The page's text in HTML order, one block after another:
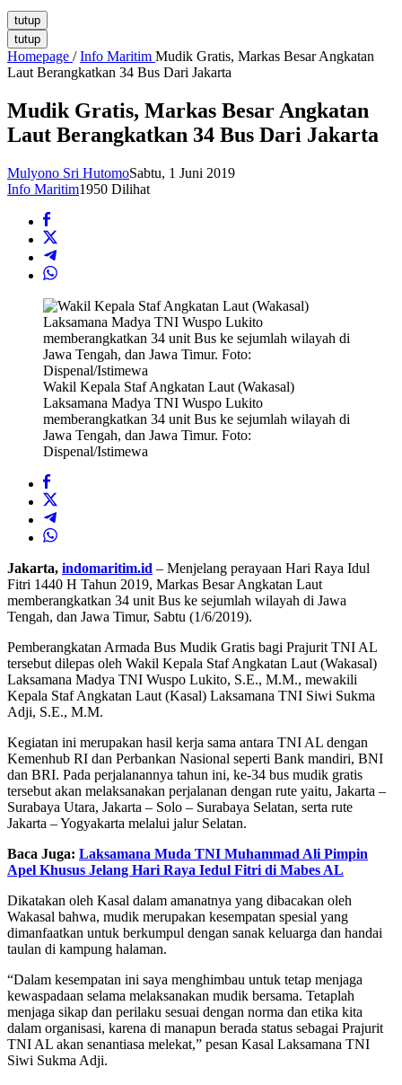
tutup
tutup
Homepage / Info Maritim Mudik Gratis, Markas Besar Angkatan
Laut Berangkatkan 34 Bus Dari Jakarta
Mudik Gratis, Markas Besar Angkatan
Laut Berangkatkan 34 Bus Dari Jakarta
Mulyono Sri HutomoSabtu, 1 Juni 2019
Info Maritim1950 Dilihat
Wakil Kepala Staf Angkatan Laut (Wakasal)
Laksamana Madya TNI Wuspo Lukito
memberangkatkan 34 unit Bus ke sejumlah wilayah di
Jawa Tengah, dan Jawa Timur. Foto:
Dispenal/Istimewa
Jakarta, indomaritim.id – Menjelang perayaan Hari Raya Idul
Fitri 1440 H Tahun 2019, Markas Besar Angkatan Laut
memberangkatkan 34 unit Bus ke sejumlah wilayah di Jawa
Tengah, dan Jawa Timur, Sabtu (1/6/2019).
Pemberangkatan Armada Bus Mudik Gratis bagi Prajurit TNI AL
tersebut dilepas oleh Wakil Kepala Staf Angkatan Laut (Wakasal)
Laksamana Madya TNI Wuspo Lukito, S.E., M.M., mewakili
Kepala Staf Angkatan Laut (Kasal) Laksamana TNI Siwi Sukma
Adji, S.E., M.M.
Kegiatan ini merupakan hasil kerja sama antara TNI AL dengan
Kemenhub RI dan Perbankan Nasional seperti Bank mandiri, BNI
dan BRI. Pada perjalanannya tahun ini, ke-34 bus mudik gratis
tersebut akan melaksanakan perjalanan dengan rute yaitu, Jakarta –
Surabaya Utara, Jakarta – Solo – Surabaya Selatan, serta rute
Jakarta – Yogyakarta melalui jalur Selatan.
Baca Juga: Laksamana Muda TNI Muhammad Ali Pimpin
Apel Khusus Jelang Hari Raya Iedul Fitri di Mabes AL
Dikatakan oleh Kasal dalam amanatnya yang dibacakan oleh
Wakasal bahwa, mudik merupakan kesempatan spesial yang
dimanfaatkan untuk berkumpul dengan sanak keluarga dan handai
taulan di kampung halaman.
“Dalam kesempatan ini saya menghimbau untuk tetap menjaga
kewaspadaan selama melaksanakan mudik bersama. Tetaplah
menjaga sikap dan perilaku sesuai dengan norma dan etika kita
dalam organisasi, karena di manapun berada status sebagai Prajurit
TNI AL akan senantiasa melekat,” pesan Kasal Laksamana TNI
Siwi Sukma Adji.